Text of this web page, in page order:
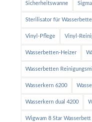
Sicherheitswanne
Sterilisator für
Vinyl-Pflege Vinyl-
Wasserbetten-Heizer
Wasserbetten
Wasserkern 6200
Wasserkern dual 4200
Wigwam 8 Star Wasserbett